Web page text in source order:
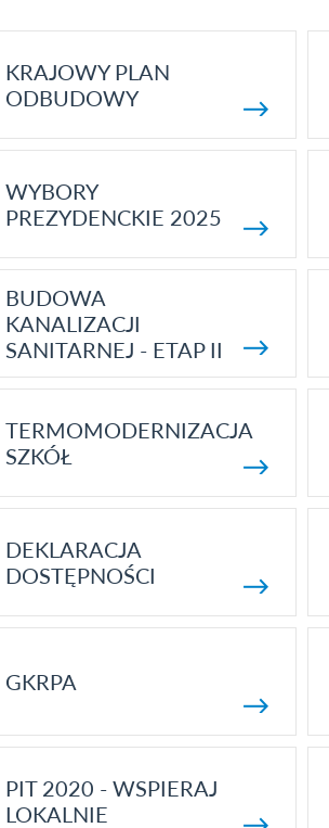
KRAJOWY PLAN
ODBUDOWY
WYBORY
PREZYDENCKIE 2025
BUDOWA
KANALIZACJI
SANITARNEJ - ETAP II
TERMOMODERNIZACJA
SZKÓŁ
DEKLARACJA
DOSTĘPNOŚCI
GKRPA
PIT 2020 - WSPIERAJ
LOKALNIE